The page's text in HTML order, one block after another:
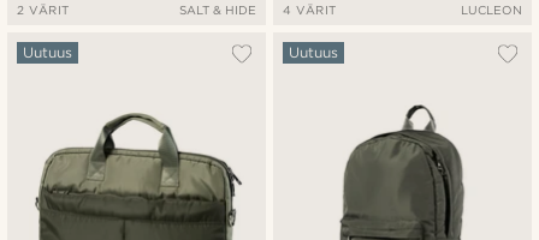
2 VÄRIT SALT & HIDE 4 VÄRIT LUCLEON
Uutuus Uutuus